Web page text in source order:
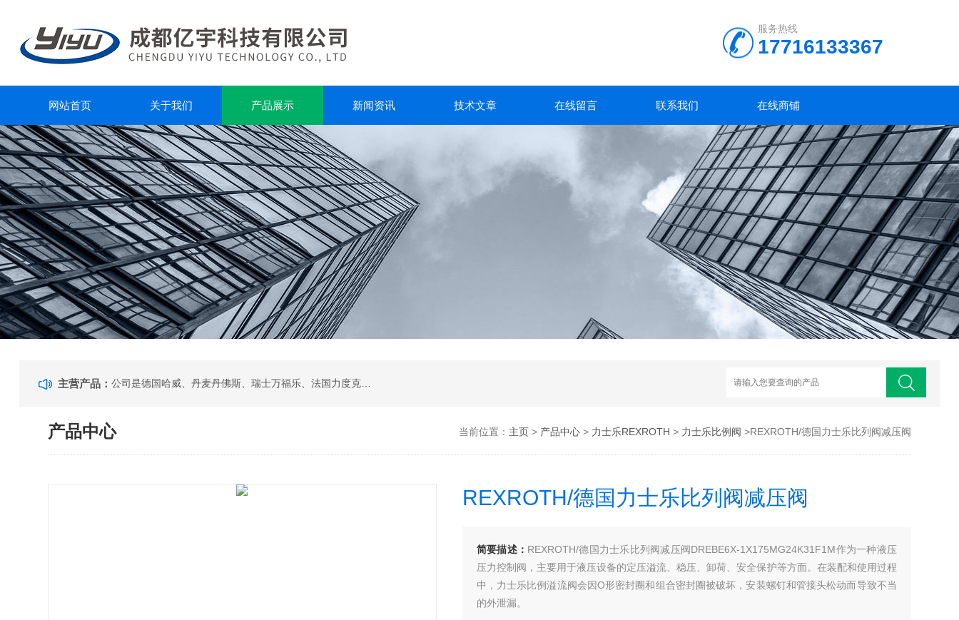
服务热线
17716133367
网站首页 关于我们 产品展示 新闻资讯 技术文章 在线留言 联系我们 在线商铺
主营产品：
产品中心 当前位置： 主页> 产品中心> 力士乐REXROTH > 力士乐比例阀 >REXROTH/德国力士乐比列阀减压阀
REXROTH/德国力士乐比列阀减压阀
简要描述： REXROTH/德国力士乐比列阀减压阀DREBE6X-1X175MG24K31F1M作为一种液压
压力控制阀，主要用于液压设备的定压溢流、稳压、卸荷、安全保护等方面。在装配和使用过程
中，力士乐比例溢流阀会因O形密封圈和组合密封圈被破坏，安装螺钉和管接头松动而导致不当
的外泄漏。